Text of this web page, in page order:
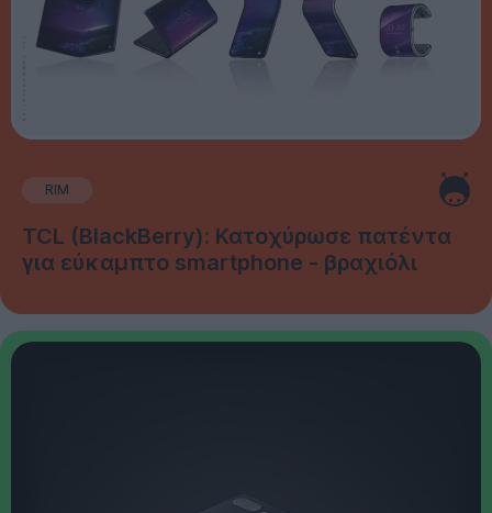
RIM
TCL (BlackBerry): Κατοχύρωσε πατέντα
για εύκαμπτο smartphone - βραχιόλι